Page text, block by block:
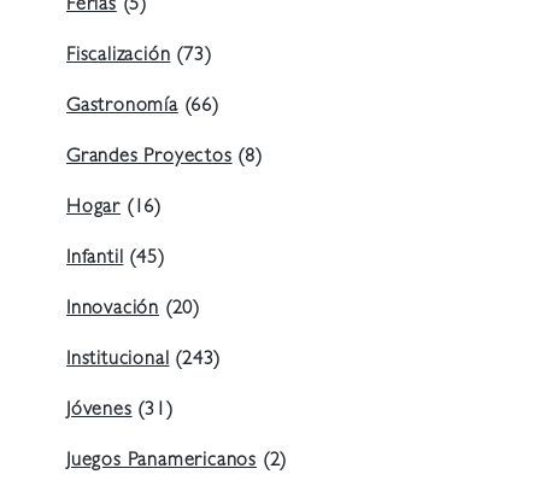
Ferias(5)
Fiscalización(73)
Gastronomía(66)
Grandes Proyectos(8)
Hogar (16)
Infantil(45)
Innovación (20)
Institucional(243)
Jóvenes(31)
Juegos Panamericanos (2)